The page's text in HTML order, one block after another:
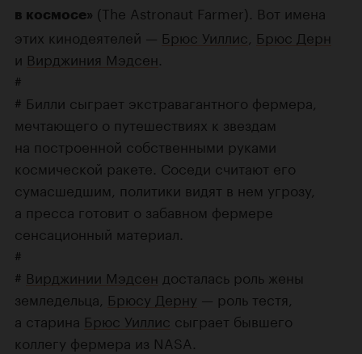
в космосе» (The Astronaut Farmer). Вот имена
этих кинодеятелей — Брюс Уиллис Брюс Дерн
и Вирджиния Мэдсен
#
# Билли сыграет экстравагантного фермера,
мечтающего о путешествиях к звездам
на построенной собственными руками
космической ракете. Соседи считают его
сумасшедшим, политики видят в нем угрозу,
а пресса готовит о забавном фермере
сенсационный материал.
#
# Вирджинии Мэдсен досталась роль жены
земледельца, Брюсу Дерну — роль тестя,
а старина Брюс Уиллис сыграет бывшего
коллегу фермера из NASA.